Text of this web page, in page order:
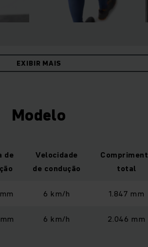
EXIBIR MAIS
Modelo
de
Velocidade
de condução
total
6 km/h 1.847 mm
6 km/h 2.046 mm